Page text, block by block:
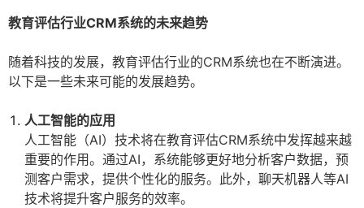
教育评估行业CRM系统的未来趋势
随着科技的发展，教育评估行业的CRM系统也在不断演进。
以下是一些未来可能的发展趋势。
人工智能的应用
人工智能（AI）技术将在教育评估CRM系统中发挥越来越
重要的作用。通过AI，系统能够更好地分析客户数据，预
测客户需求，提供个性化的服务。此外，聊天机器人等AI
技术将提升客户服务的效率。